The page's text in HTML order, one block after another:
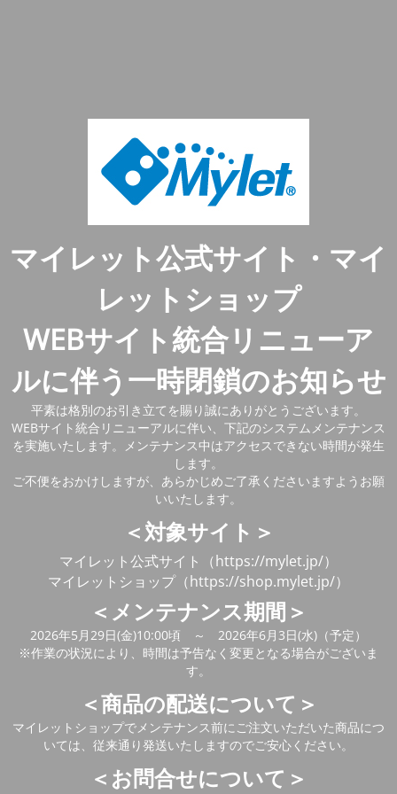
マイレット公式サイト・マイ
レットショップ
WEBサイト統合リニューア
ルに伴う一時閉鎖のお知らせ
平素は格別のお引き立てを賜り誠にありがとうございます。
WEBサイト統合リニューアルに伴い、下記のシステムメンテナンス
を実施いたします。メンテナンス中はアクセスできない時間が発生
します。
ご不便をおかけしますが、あらかじめご了承くださいますようお願
いいたします。
＜対象サイト＞
マイレット公式サイト（https://mylet.jp/）
マイレットショップ（https://shop.mylet.jp/）
＜メンテナンス期間＞
2026年5月29日(金)10:00頃 ～ 2026年6月3日(水)（予定）
※作業の状況により、時間は予告なく変更となる場合がございま
す。
＜商品の配送について＞
マイレットショップでメンテナンス前にご注文いただいた商品につ
いては、従来通り発送いたしますのでご安心ください。
＜お問合せについて＞